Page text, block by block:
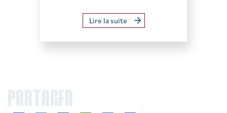
Lire la suite
PARTAGER